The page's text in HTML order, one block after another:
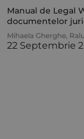
Manual de Legal
documentelor
Mihaela Gherghe,
22 Septembrie